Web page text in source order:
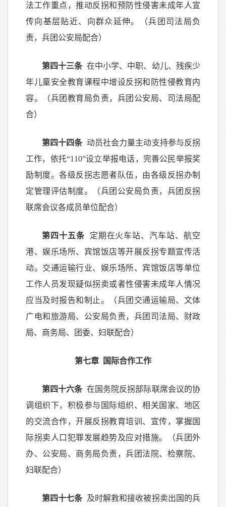
法工作重点，推动反拐和预防性侵害未成年人宣
传向基层贴近、向群众延伸。（兵团司法局负
责，兵团公安局配合）
第四十三条 在中小学、中职、幼儿、残疾少
年儿童安全教育课程中增设反拐和防性侵教育内
容。（兵团教育局负责，兵团公安局、司法局配
合）
第四十四条 动员社会力量主动支持参与反拐
工作，依托“110”设立举报电话，完善公民举报奖
励制度。各级反拐志愿者队伍，由各级反拐办制
定管理评估制度。（兵团公安局负责，兵团反拐
联席会议各成员单位配合）
第四十五条 定期在火车站、汽车站、航空
港、娱乐场所、宾馆饭店等开展反拐专题宣传活
动。交通运输行业、娱乐场所、宾馆饭店等单位
工作人员发现疑似拐卖或者性侵害未成年人情况
应当及时报告和制止。（兵团交通运输局、文体
广电和旅游局、公安局负责，兵团司法局、财政
局、商务局、团委、妇联配合）
第七章 国际合作工作
第四十六条 在国务院反拐部际联席会议的协
调组织下，积极参与国际组织、相关国家、地区
的交流合作，开展反拐教育培训、宣传，掌握国
际拐卖人口犯罪发展趋势及应对措施。（兵团外
办、公安局、商务局负责，兵团法院、检察院、
妇联配合）
第四十七条 及时解救和接收被拐卖出国的兵